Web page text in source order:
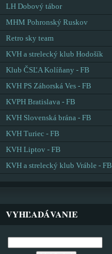
LH Dobový tábor
MHM Pohronský Ruskov
Retro sky team
KVH a strelecký klub Hodošík
Klub ČSĽA Kolíňany - FB
KVH PS Záhorská Ves - FB
KVPH Bratislava - FB
KVH Slovenská brána - FB
KVH Turiec - FB
KVH Liptov - FB
KVH a strelecký klub Vráble - FB
VYHĽADÁVANIE